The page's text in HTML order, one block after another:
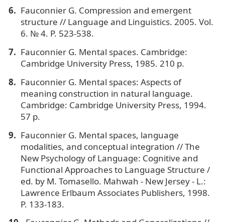
Fauconnier G. Compression and emergent
structure // Language and Linguistics. 2005. Vol.
6. № 4. P. 523-538.
Fauconnier G. Mental spaces. Cambridge:
Cambridge University Press, 1985. 210 p.
Fauconnier G. Mental spaces: Aspects of
meaning construction in natural language.
Cambridge: Cambridge University Press, 1994.
57 p.
Fauconnier G. Mental spaces, language
modalities, and conceptual integration // The
New Psychology of Language: Cognitive and
Functional Approaches to Language Structure /
ed. by M. Tomasello. Mahwah - New Jersey - L.:
Lawrence Erlbaum Associates Publishers, 1998.
P. 133-183.